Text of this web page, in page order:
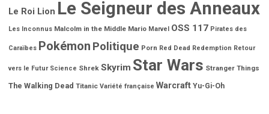
Le Roi Lion Le Seigneur des Anneaux
Les Inconnus Malcolm in the Middle Mario Marvel OSS 117 Pirates des
Caraïbes Pokémon Politique Porn Red Dead Redemption Retour
vers le Futur Science Shrek Skyrim Star Wars Stranger Things
The Walking Dead Titanic Variété française Warcraft Yu-Gi-Oh